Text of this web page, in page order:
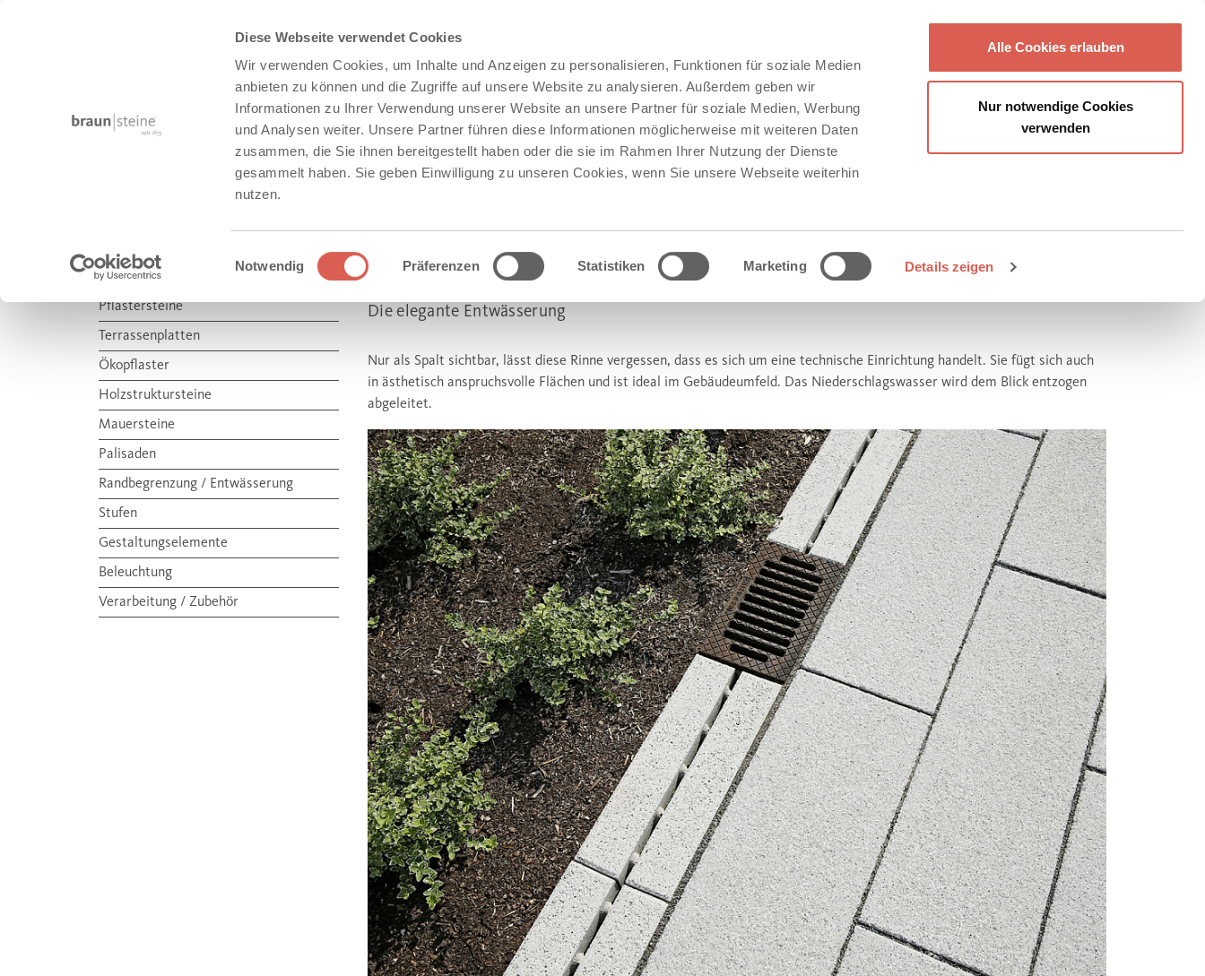
Diese Webseite verwendet Cookies
Wir verwenden Cookies, um Inhalte und Anzeigen zu personalisieren, Funktionen für soziale Medien
anbieten zu können und die Zugriffe auf unsere Website zu analysieren. Außerdem geben wir
Informationen zu Ihrer Verwendung unserer Website an unsere Partner für soziale Medien, Werbung
und Analysen weiter. Unsere Partner führen diese Informationen möglicherweise mit weiteren Daten
zusammen, die Sie ihnen bereitgestellt haben oder die sie im Rahmen Ihrer Nutzung der Dienste
gesammelt haben. Sie geben Einwilligung zu unseren Cookies, wenn Sie unsere Webseite weiterhin
nutzen.
Einwilligungsauswahl
Notwendig Präferenzen Statistiken Marketing Details zeigen
Alle Cookies erlauben
Nur notwendige Cookies
verwenden
HAUS + GARTEN
HAUS + GARTEN
Pflastersteine
Terrassenplatten
Ökopflaster
Holzstruktursteine
Mauersteine
Palisaden
Randbegrenzung / Entwässerung
Stufen
Gestaltungselemente
Beleuchtung
Verarbeitung / Zubehör
AQUARENA STABILO ENTWÄSSERUNGSRINNE
Die elegante Entwässerung
Nur als Spalt sichtbar, lässt diese Rinne vergessen, dass es sich um eine technische Einrichtung handelt. Sie fügt sich auch
in ästhetisch anspruchsvolle Flächen und ist ideal im Gebäudeumfeld. Das Niederschlagswasser wird dem Blick entzogen
abgeleitet.